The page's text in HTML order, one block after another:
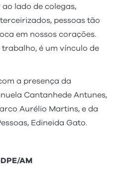
lado de colegas,
pessoas tão
em nossos corações.
é um vínculo de
a presença da
Cantanhede Antunes,
Aurélio Martins, e da
Edineida Gato.
AM